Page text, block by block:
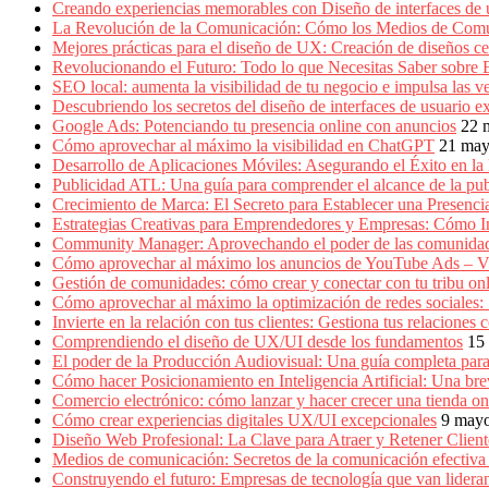
Producción
Gráfica
Colombia.
Creando experiencias memorables con Diseño de interfaces
La Revolución de la Comunicación: Cómo los Medios de
Mejores prácticas para el diseño de UX: Creación de diseños
Revolucionando el Futuro: Todo lo que Necesitas Saber sobre
SEO local: aumenta la visibilidad de tu negocio e impulsa las
Descubriendo los secretos del diseño de interfaces de usuario
Google Ads: Potenciando tu presencia online con anuncios 22
Cómo aprovechar al máximo la visibilidad en ChatGPT 21
Desarrollo de Aplicaciones Móviles: Asegurando el Éxito en
Publicidad ATL: Una guía para comprender el alcance de la
Crecimiento de Marca: El Secreto para Establecer una
Estrategias Creativas para Emprendedores y Empresas:
Community Manager: Aprovechando el poder de las
Cómo aprovechar al máximo los anuncios de YouTube Ads –
Gestión de comunidades: cómo crear y conectar con tu tribu
Cómo aprovechar al máximo la optimización de redes
Invierte en la relación con tus clientes: Gestiona tus relaciones
Comprendiendo el diseño de UX/UI desde los fundamentos 15
El poder de la Producción Audiovisual: Una guía completa
Cómo hacer Posicionamiento en Inteligencia Artificial: Una
Comercio electrónico: cómo lanzar y hacer crecer una tienda
Cómo crear experiencias digitales UX/UI excepcionales 9
Diseño Web Profesional: La Clave para Atraer y Retener
Medios de comunicación: Secretos de la comunicación
Construyendo el futuro: Empresas de tecnología que van